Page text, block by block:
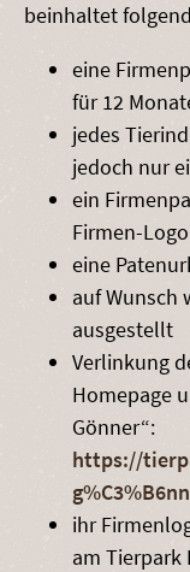
beinhaltet
eine
für 12
jedes
jedoch nur
ein
Firmen-
eine
auf Wunsch
ausgestellt
Verlinkung
Homepage
Gönner“:
https://
ihr
am Tierpark